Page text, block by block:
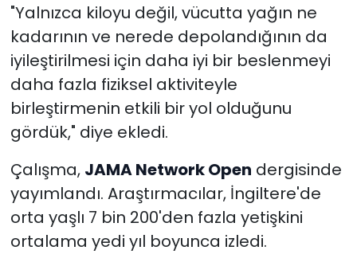
"Yalnızca kiloyu değil, vücutta yağın ne
kadarının ve nerede depolandığının da
iyileştirilmesi için daha iyi bir beslenmeyi
daha fazla fiziksel aktiviteyle
birleştirmenin etkili bir yol olduğunu
gördük," diye ekledi.
Çalışma, JAMA Network Open dergisinde
yayımlandı. Araştırmacılar, İngiltere'de
orta yaşlı 7 bin 200'den fazla yetişkini
ortalama yedi yıl boyunca izledi.